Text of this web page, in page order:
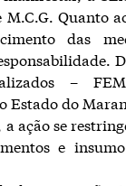
Quanto
das
–
do
ação se
e